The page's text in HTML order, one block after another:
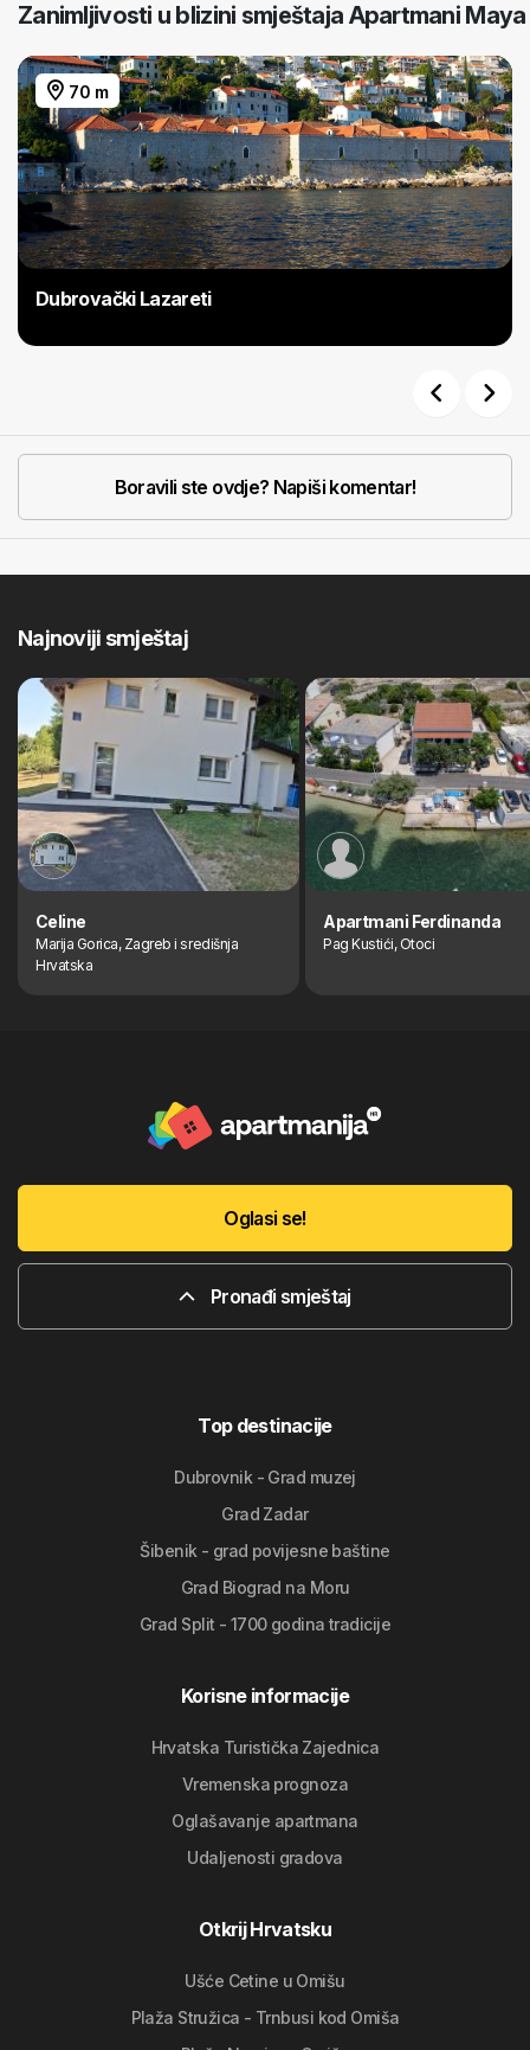
Zanimljivosti u blizini smještaja Apartmani Maya
70 m
Dubrovački Lazareti
Boravili ste ovdje? Napiši komentar!
Najnoviji smještaj
Celine
Marija Gorica, Zagreb i središnja
Hrvatska
Apartmani Ferdinanda
Pag Kustići, Otoci
Oglasi se!
Pronađi smještaj
Top destinacije
Dubrovnik - Grad muzej
Grad Zadar
Šibenik - grad povijesne baštine
Grad Biograd na Moru
Grad Split - 1700 godina tradicije
Korisne informacije
Hrvatska Turistička Zajednica
Vremenska prognoza
Oglašavanje apartmana
Udaljenosti gradova
Otkrij Hrvatsku
Ušće Cetine u Omišu
Plaža Stružica - Trnbusi kod Omiša